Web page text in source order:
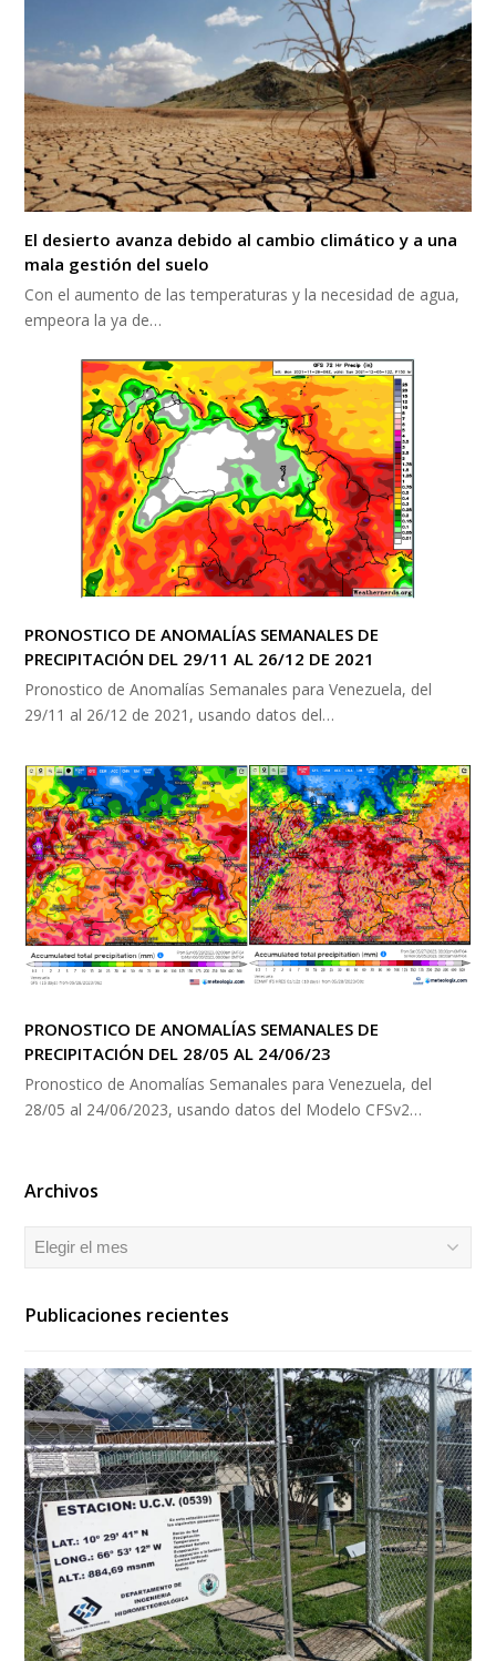
El desierto avanza debido al cambio climático y a una
mala gestión del suelo
Con el aumento de las temperaturas y la necesidad de agua,
empeora la ya de…
PRONOSTICO DE ANOMALÍAS SEMANALES DE
PRECIPITACIÓN DEL 29/11 AL 26/12 DE 2021
Pronostico de Anomalías Semanales para Venezuela, del
29/11 al 26/12 de 2021, usando datos del…
PRONOSTICO DE ANOMALÍAS SEMANALES DE
PRECIPITACIÓN DEL 28/05 AL 24/06/23
Pronostico de Anomalías Semanales para Venezuela, del
28/05 al 24/06/2023, usando datos del Modelo CFSv2…
Archivos
Archivos
Publicaciones recientes